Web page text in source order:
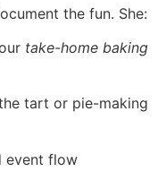
the fun. She:
take-home baking
tart or pie-making
event flow